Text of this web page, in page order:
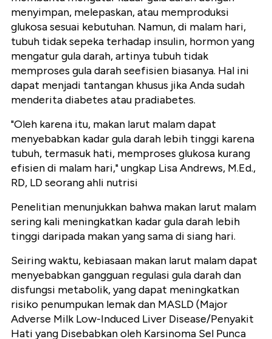
menyimpan, melepaskan, atau memproduksi
glukosa sesuai kebutuhan. Namun, di malam hari,
tubuh tidak sepeka terhadap insulin, hormon yang
mengatur gula darah, artinya tubuh tidak
memproses gula darah seefisien biasanya. Hal ini
dapat menjadi tantangan khusus jika Anda sudah
menderita diabetes atau pradiabetes.
"Oleh karena itu, makan larut malam dapat
menyebabkan kadar gula darah lebih tinggi karena
tubuh, termasuk hati, memproses glukosa kurang
efisien di malam hari," ungkap Lisa Andrews, M.Ed.,
RD, LD seorang ahli nutrisi
Penelitian menunjukkan bahwa makan larut malam
sering kali meningkatkan kadar gula darah lebih
tinggi daripada makan yang sama di siang hari.
Seiring waktu, kebiasaan makan larut malam dapat
menyebabkan gangguan regulasi gula darah dan
disfungsi metabolik, yang dapat meningkatkan
risiko penumpukan lemak dan MASLD (Major
Adverse Milk Low-Induced Liver Disease/Penyakit
Hati yang Disebabkan oleh Karsinoma Sel Punca